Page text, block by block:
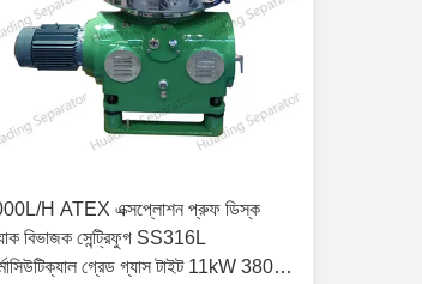
H ATEX এক্সপ্লোশন প্রুফ ডিস্ক
বিভাজক সেন্ট্রিফুগ SS316L
গ্রেড গ্যাস টাইট 11kW 380V